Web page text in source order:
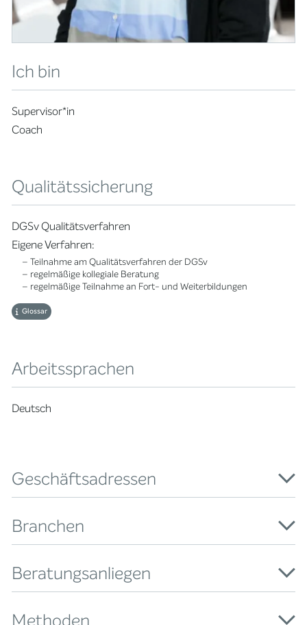
Ich bin
Supervisor*in
Coach
Qualitätssicherung
DGSv Qualitätsverfahren
Eigene Verfahren:
– Teilnahme am Qualitätsverfahren der DGSv
– regelmäßige kollegiale Beratung
– regelmäßige Teilnahme an Fort- und Weiterbildungen
Glossar
Arbeitssprachen
Deutsch
Geschäftsadressen
Branchen
Beratungsanliegen
Methoden